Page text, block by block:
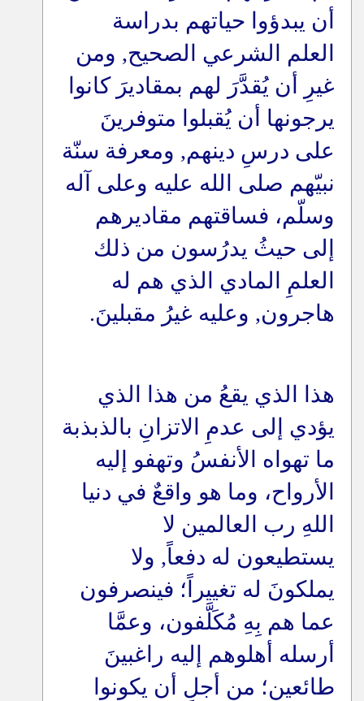
أن يبدؤوا حياتهم بدراسة
العلم الشرعي الصحيح, ومن
غيرِ أن يُقدَّرَ لهم بمقاديرَ كانوا
يرجونها أن يُقبلوا متوفرينَ
على درسِ دينهم, ومعرفة سنّة
نبيّهم صلى الله عليه وعلى آله
وسلّم، فساقتهم مقاديرهم
إلى حيثُ يدرُسون من ذلك
العلمِ المادي الذي هم له
هاجرون, وعليه غيرُ مقبلينَ.
هذا الذي يقعُ من هذا الذي
يؤدي إلى عدمِ الاتزانِ بالذبذبة
ما تهواه الأنفسُ وتهفو إليه
الأرواح، وما هو واقعٌ في دنيا
اللهِ رب العالمين لا
يستطيعون له دفعاً, ولا
يملكونَ له تغييراً؛ فينصرفون
عما هم بِهِ مُكَلَّفون، وعمَّا
أرسله أهلوهم إليه راغبينَ
طائعين؛ من أجلِ أن يكونوا